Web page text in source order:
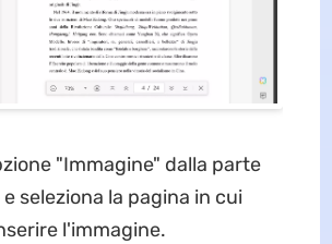
"Immagine" dalla parte
seleziona la pagina in cui
l'immagine.